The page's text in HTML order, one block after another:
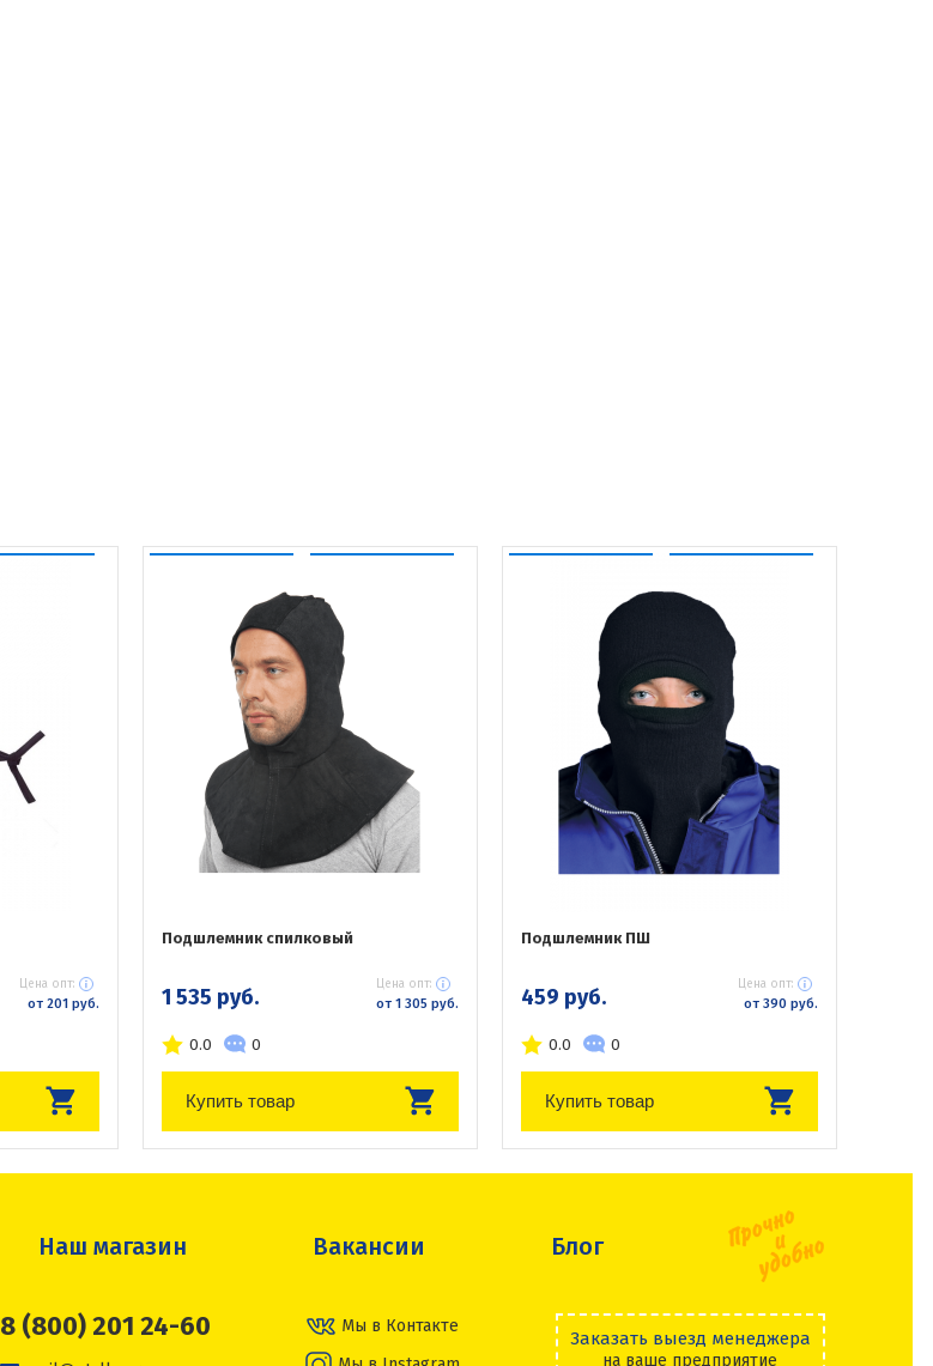
Цена опт:
от 201 руб.
Подшлемник спилковый
1 535 руб. Цена опт:
от 1 305 руб.
0.0 0
Купить товар
Подшлемник ПШ
459 руб. Цена опт:
от 390 руб.
0.0 0
Купить товар
Наш магазин Вакансии Блог
8 (800) 201 24-60
Мы в Контакте
Заказать выезд менеджера
на ваше предприятие